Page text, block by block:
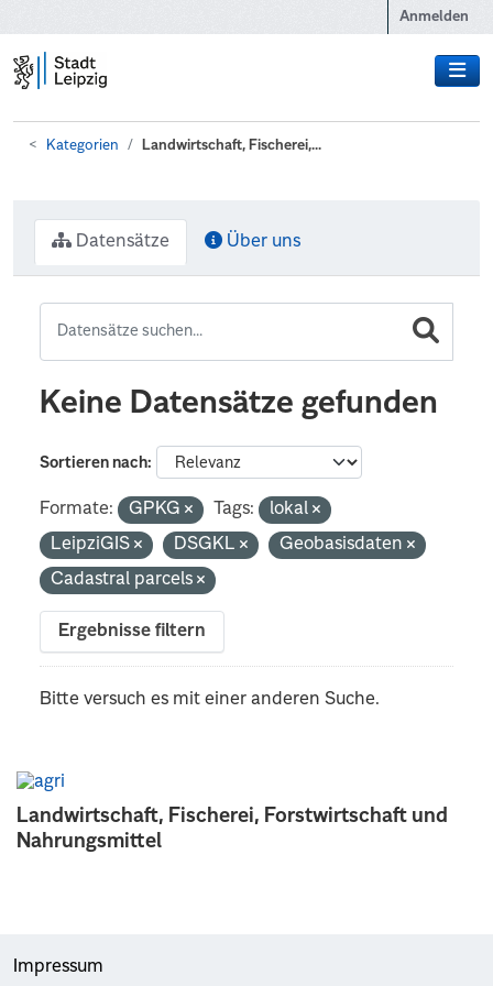
Anmelden
Kategorien Landwirtschaft, Fischerei,...
Landwirtschaft, Fischerei, Forstwirtschaft und
Nahrungsmittel
Datensätze Über uns
Keine Datensätze gefunden
Sortieren nach
Formate: GPKG Tags:
lokal
LeipziGIS
DSGKL
Geobasisdaten
Cadastral parcels
Ergebnisse filtern
Bitte versuch es mit einer anderen Suche.
Impressum